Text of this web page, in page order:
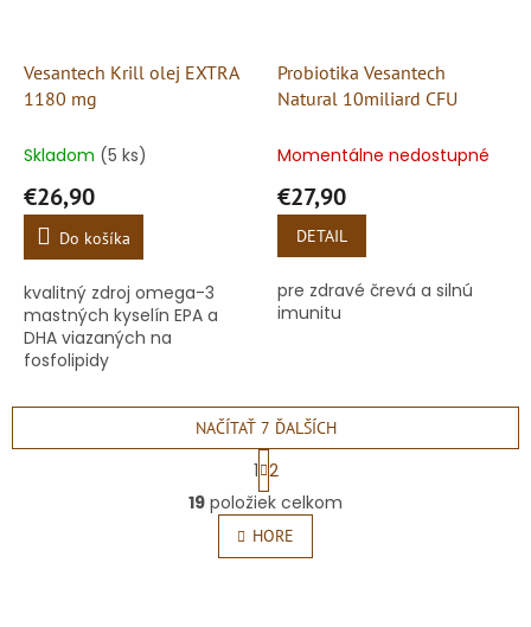
Vesantech Krill olej EXTRA
1180 mg
Skladom (5 ks)
€26,90
Do košíka
kvalitný zdroj omega-3
mastných kyselín EPA a
DHA viazaných na
fosfolipidy
Probiotika Vesantech
Natural 10miliard CFU
Momentálne nedostupné
€27,90
DETAIL
pre zdravé črevá a silnú
imunitu
O
v
l
á
NAČÍTAŤ 7 ĎALŠÍCH
S
t
r
á
n
k
1 2
19 položiek celkom
HORE